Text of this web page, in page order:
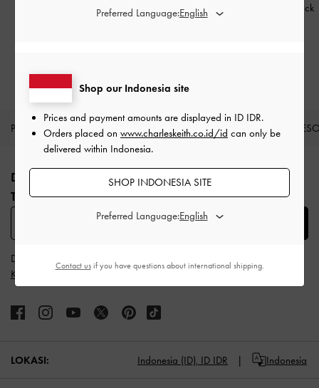
Sepatu Loafers Penny Kaiya
Black
PRODUK BARU TAS DOMPET
Site footer
DAFTAR UNTUK MENDAPATKAN INFO FASHION
TERBARU​
Dengan berlangganan, Anda menyetujui
Kebijakan PrivasiCHARLES & KEITH
LOKASI: Indonesia (ID), ID IDR Indonesia
Shop our Indonesia site
Prices and payment amounts are displayed in ID IDR.
Orders placed on www.charleskeith.co.id/id can only be
delivered within Indonesia.
SHOP INDONESIA SITE
Preferred Language:
Preferred Language:
Contact usif you have questions about international shipping.